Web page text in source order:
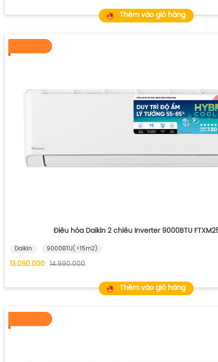
Thêm vào giỏ hàng
Điều hòa Daikin 2 chiều Inverter 9000BTU
Daikin 9000BTU( <15m2)
13.090.000 14.990.000
Thêm vào giỏ hàng